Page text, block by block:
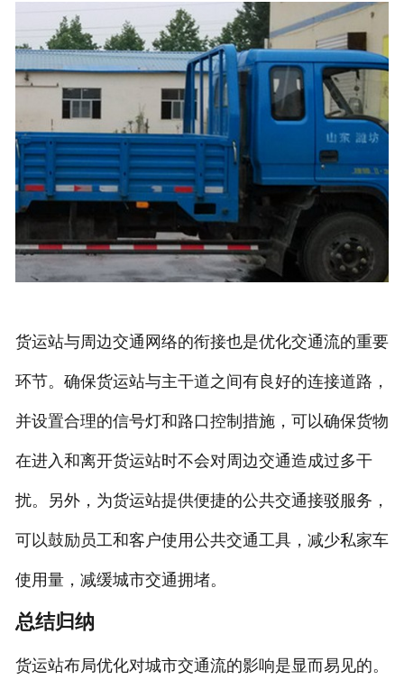
货运站与周边交通网络的衔接也是优化交通流的重要
环节。确保货运站与主干道之间有良好的连接道路，
并设置合理的信号灯和路口控制措施，可以确保货物
在进入和离开货运站时不会对周边交通造成过多干
扰。另外，为货运站提供便捷的公共交通接驳服务，
可以鼓励员工和客户使用公共交通工具，减少私家车
使用量，减缓城市交通拥堵。
总结归纳
货运站布局优化对城市交通流的影响是显而易见的。